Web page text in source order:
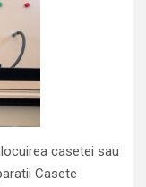
casetei sau
Casete